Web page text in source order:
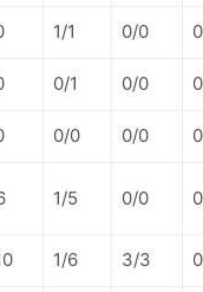
1/1 0/0 0
0/1 0/0 0
0/0 0/0 0
1/5 0/0 0
1/6 3/3 0